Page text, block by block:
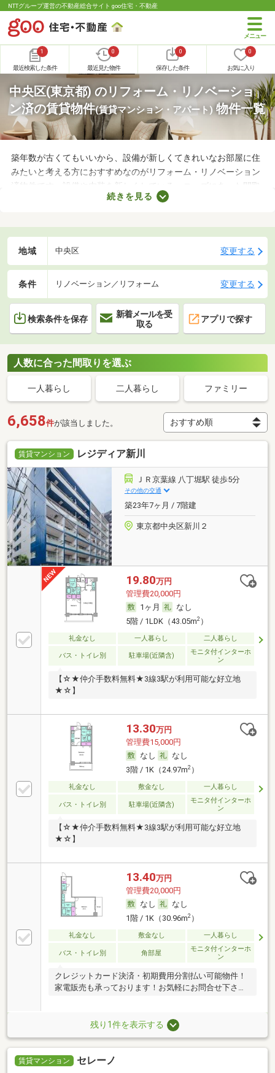
NTTグループ運営の不動産総合サイト goo住宅・不動産
1
最近検索した条件
0
最近見た物件
0
保存した条件
0
お気に入り
中央区(東京都) のリフォーム・リノベーショ
ン済の賃貸物件(賃貸マンション・アパート) 物件一覧
築年数が古くてもいいから、設備が新しくてきれいなお部屋に住
みたいと考える方におすすめなのがリフォーム・リノベーション
済物件です。設備や内装を新しくしている・ニーズにあった間取
りに変えているなど、住みやすさが格段にアップしていることが
べて、気になるお部屋を見つけましょう。
続きを見る
地域 中央区 変更する
条件 リノベーション／リフォーム 変更する
検索条件を保存
新着メールを受
取る
アプリで探す
人数に合った間取りを選ぶ
一人暮らし 二人暮らし ファミリー
6,658件が該当しました。
賃貸マンション レジディア新川
ＪＲ京葉線 八丁堀駅 徒歩5分
その他の交通
築23年7ヶ月 / 7階建
東京都中央区新川２
19.80万円
管理費20,000円
1ヶ月
なし
5階 / 1LDK（43.05m2）
礼金なし 一人暮らし 二人暮らし
バス・トイレ別 駐車場(近隣含)
モニタ付インターホ
ン
【☆★仲介手数料無料★3線3駅が利用可能な好立地
★☆】
13.30万円
管理費15,000円
なし
なし
3階 / 1K（24.97m2）
礼金なし 敷金なし 一人暮らし
バス・トイレ別 駐車場(近隣含)
モニタ付インターホ
ン
【☆★仲介手数料無料★3線3駅が利用可能な好立地
★☆】
13.40万円
管理費20,000円
なし
なし
1階 / 1K（30.96m2）
礼金なし 敷金なし 一人暮らし
バス・トイレ別 角部屋
モニタ付インターホ
ン
クレジットカード決済・初期費用分割払い可能物件！
家電販売も承っております！お気軽にお問合せ下さ
残り1件を表示する
賃貸マンション セレーノ